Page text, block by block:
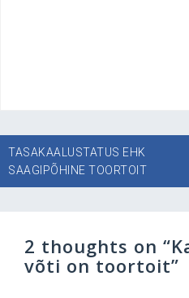
Navigeerimine
TASAKAALUSTATUS EHK
SAAGIPÕHINE TOORTOIT
2 thoughts on “
võti on toortoit”